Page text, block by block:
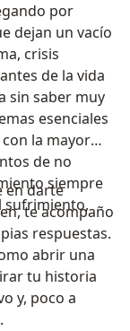
por
dejan un vacío
crisis
de la vida
sin saber muy
esenciales
la mayor
de no
siempre
sufrimiento,
en darte
te acompaño
respuestas.
abrir una
tu historia
y, poco a